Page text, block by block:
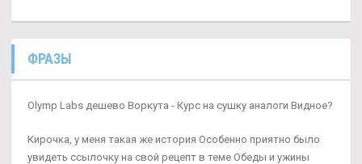
ФРАЗЫ
Olymp Labs дешево Воркута - Курс на сушку аналоги Видное?
Кирочка, у меня такая же история Особенно приятно было
увидеть ссылочку на свой рецепт в теме Обеды и ужины